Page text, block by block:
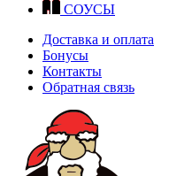
СОУСЫ
Доставка и оплата
Бонусы
Контакты
Обратная связь